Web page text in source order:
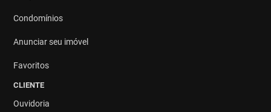
Condomínios
Anunciar seu imóvel
Favoritos
CLIENTE
Ouvidoria